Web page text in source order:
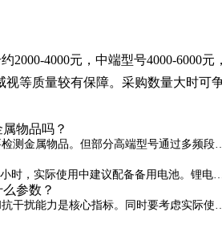
2000-4000元，中端型号4000-6000
等质量较有保障。采购数量大时可争
物品吗？
测金属物品。但部分高端型号通过多频段技
备，完全非金属物品通常需要X光机辅助检
时，实际使用中建议配备备用电池。锂电池
航更长，但成本也更高。
参数？
干扰能力是核心指标。同时要考虑实际使用
续航等操作性需求。